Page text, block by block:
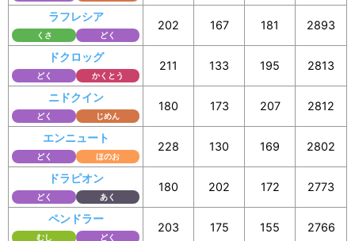
ラフレシア
くさ どく
202 167 181 2893
ドクロッグ
どく かくとう
211 133 195 2813
ニドクイン
どく じめん
180 173 207 2812
エンニュート
どく ほのお
228 130 169 2802
ドラピオン
どく あく
180 202 172 2773
ペンドラー
むし どく
203 175 155 2766